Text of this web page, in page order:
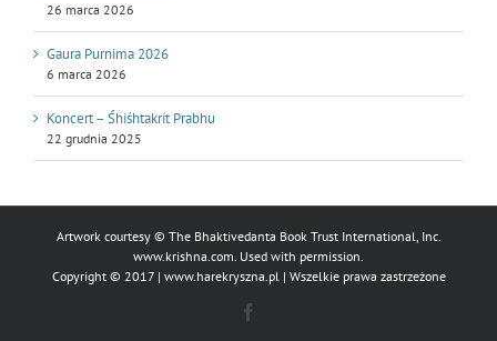
26 marca 2026
Gaura Purnima 2026
6 marca 2026
Koncert – Śhiśhtakrit Prabhu
22 grudnia 2025
Artwork courtesy © The Bhaktivedanta Book Trust International, Inc.
www.krishna.com. Used with permission.
Copyright © 2017 | www.harekryszna.pl| Wszelkie prawa zastrzeżone